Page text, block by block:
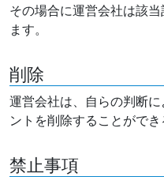
その場合に運営会社は該
ます。
削除
運営会社は、自らの判断
ントを削除することができ
禁止事項